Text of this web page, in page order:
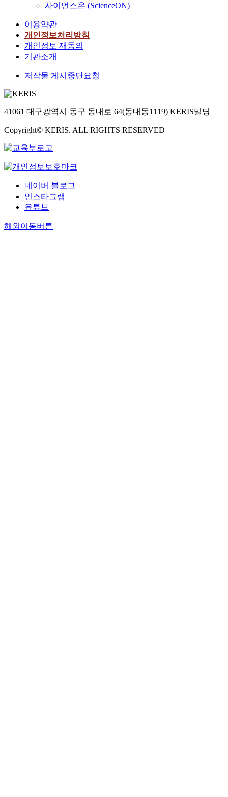
사이언스온 (ScienceON)
이용약관
개인정보처리방침
개인정보 재동의
기관소개
저작물 게시중단요청
41061 대구광역시 동구 동내로 64(동내동1119) KERIS빌딩
Copyright© KERIS. ALL RIGHTS RESERVED
네이버 블로그
인스타그램
유튜브
해외이동버튼